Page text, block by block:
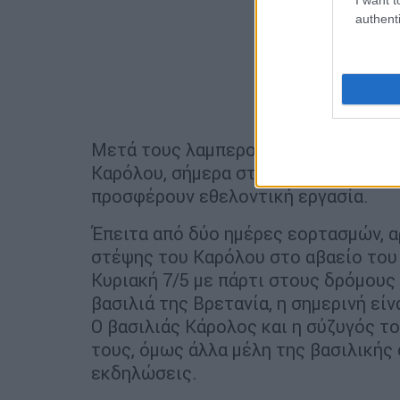
Μετά τους λαμπερούς εορτασμούς
Καρόλου, σήμερα στη Βρετανία είναι
προσφέρουν εθελοντική εργασία.
Έπειτα από δύο ημέρες εορτασμών,
στέψης του Καρόλου στο αβαείο του
Κυριακή 7/5 με πάρτι στους
βασιλιά της Βρετανία, η σημερινή
Ο βασιλιάς Κάρολος και η σύζυγός
τους, όμως άλλα μέλη της βασιλικής
εκδηλώσεις.